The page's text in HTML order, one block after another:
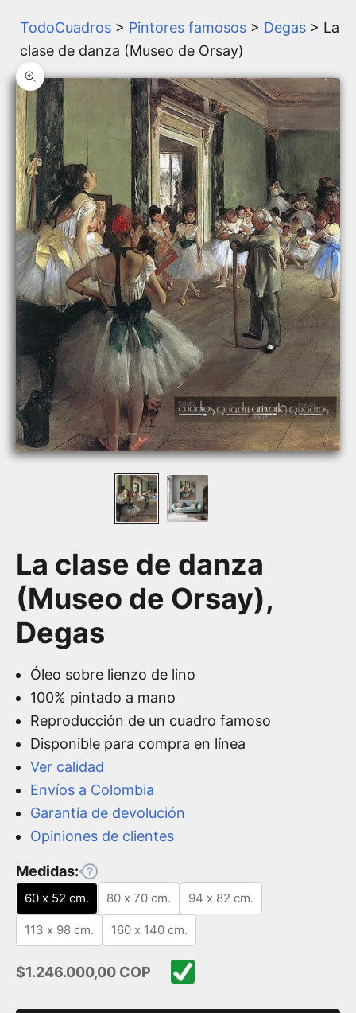
TodoCuadros > Pintores famosos > Degas > La
clase de danza (Museo de Orsay)
Zoom
La clase de danza
(Museo de Orsay),
Degas
Óleo sobre lienzo de lino
100% pintado a mano
Reproducción de un cuadro famoso
Disponible para compra en línea
Ver calidad
Envíos a Colombia
Garantía de devolución
Opiniones de clientes
Medidas:
60 x 52 cm. 80 x 70 cm. 94 x 82 cm.
113 x 98 cm. 160 x 140 cm.
Precio de oferta
$1.246.000,00 COP